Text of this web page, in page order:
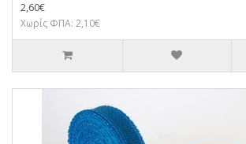
2,60€
Χωρίς ΦΠΑ: 2,10€